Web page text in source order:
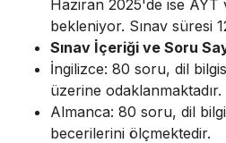
Haziran 2025'de ise AYT
bekleniyor. Sınav süresi
Sınav İçeriği ve Soru
İngilizce: 80 soru, dil
üzerine odaklanmaktadır.
Almanca: 80 soru, dil
becerilerini ölçmektedir.